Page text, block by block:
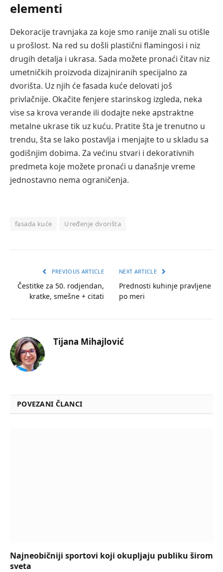
elementi
Dekoracije travnjaka za koje smo ranije znali su otišle
u prošlost. Na red su došli plastični flamingosi i niz
drugih detalja i ukrasa. Sada možete pronaći čitav niz
umetničkih proizvoda dizajniranih specijalno za
dvorišta. Uz njih će fasada kuće delovati još
privlačnije. Okačite fenjere starinskog izgleda, neka
vise sa krova verande ili dodajte neke apstraktne
metalne ukrase tik uz kuću. Pratite šta je trenutno u
trendu, šta se lako postavlja i menjajte to u skladu sa
godišnjim dobima. Za većinu stvari i dekorativnih
predmeta koje možete pronaći u današnje vreme
jednostavno nema ograničenja.
fasada kuće Uređenje dvorišta
PREVIOUS ARTICLE
Čestitke za 50. rodjendan,
kratke, smešne + citati
NEXT ARTICLE
Prednosti kuhinje pravljene
po meri
Tijana Mihajlović
POVEZANI ČLANCI
Najneobičniji sportovi koji okupljaju publiku širom
sveta